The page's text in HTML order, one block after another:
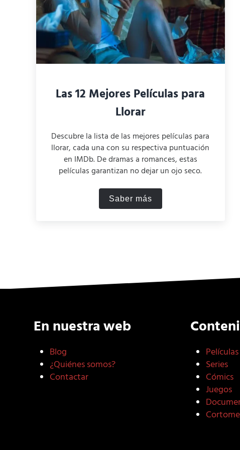
Las 12 Mejores Películas para
Llorar
Descubre la lista de las mejores películas para
llorar, cada una con su respectiva puntuación
en IMDb. De dramas a romances, estas
películas garantizan no dejar un ojo seco.
Saber másLas 12 Mejores Películas
En nuestra web
Blog
¿Quiénes somos?
Contactar
Películas
Series
Cómics
Juegos